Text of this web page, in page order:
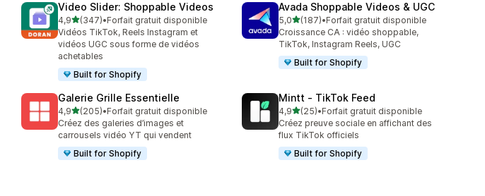
Video Slider: Shoppable Videos
4,9étoile(s) sur 5
(347)
347 avis au total
•Forfait gratuit disponible
Vidéos TikTok, Reels Instagram et
vidéos UGC sous forme de vidéos
achetables
Built for Shopify
Avada Shoppable Videos & UGC
5,0étoile(s) sur 5
(187)
187 avis au total
•Forfait gratuit disponible
Croissance CA : vidéo shoppable,
TikTok, Instagram Reels, UGC
Built for Shopify
Galerie Grille Essentielle
4,9étoile(s) sur 5
(205)
205 avis au total
•Forfait gratuit disponible
Créez des galeries d’images et
carrousels vidéo YT qui vendent
Built for Shopify
Mintt ‑ TikTok Feed
4,9étoile(s) sur 5
(25)
25 avis au total
•Forfait gratuit disponible
Créez preuve sociale en affichant des
flux TikTok officiels
Built for Shopify